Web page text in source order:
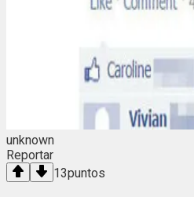
unknown
Reportar
13puntos